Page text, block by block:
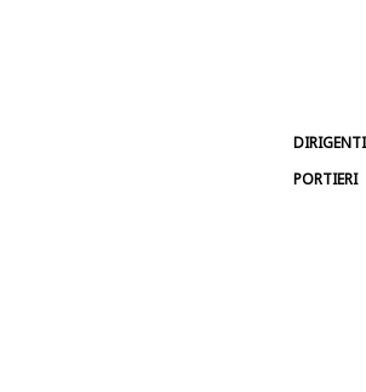
DIRIGENTI
PORTIERI